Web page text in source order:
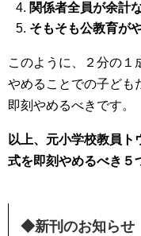
関係者全員が余計
そもそも公教育が
このように、２分の１
やめることでの子ども
即刻やめるべきです。
以上、元小学校教員ト
式を即刻やめるべき５
◆新刊のお知らせ